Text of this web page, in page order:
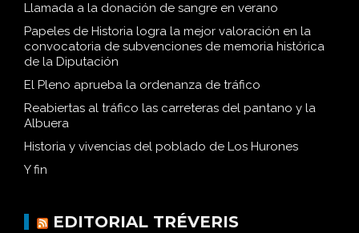
Llamada a la donación de sangre en verano
Papeles de Historia logra la mejor valoración en la
convocatoria de subvenciones de memoria histórica
de la Diputación
El Pleno aprueba la ordenanza de tráfico
Reabiertas al tráfico las carreteras del pantano y la
Albuera
Historia y vivencias del poblado de Los Hurones
Y fin
EDITORIAL TRÉVERIS